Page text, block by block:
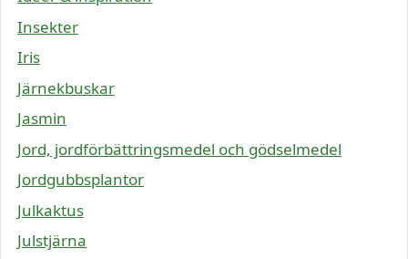
Insekter
Iris
Järnekbuskar
Jasmin
Jord, jordförbättringsmedel och gödselmedel
Jordgubbsplantor
Julkaktus
Julstjärna